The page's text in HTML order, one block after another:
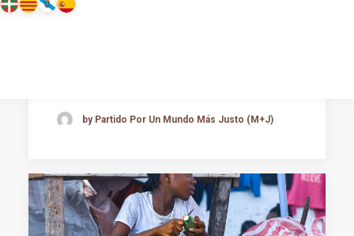
by Partido Por Un Mundo Más Justo (M+J)